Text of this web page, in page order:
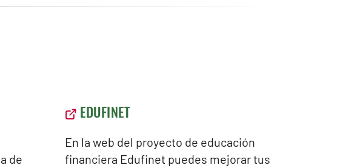
de
EDUFINET
En la web del proyecto de educación
financiera Edufinet puedes mejorar tus